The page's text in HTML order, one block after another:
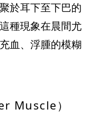
於耳下至下巴的
種現象在晨間尤
血、浮腫的模糊
Muscle）